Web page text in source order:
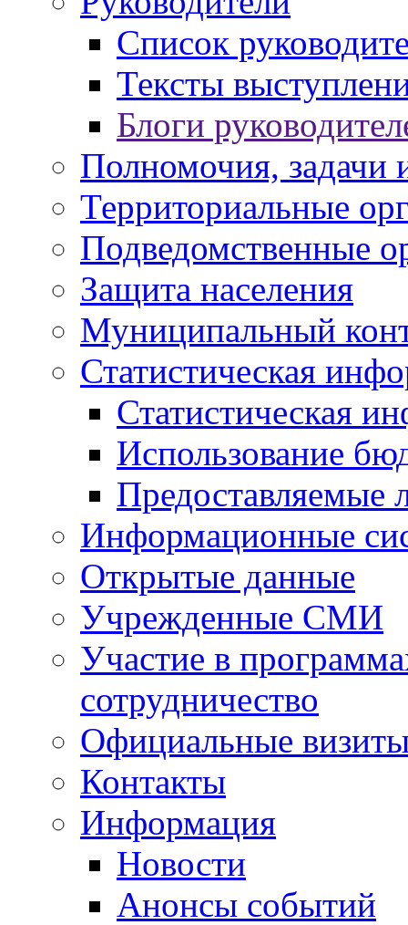
Список
Тексты
Блоги
Полномочия, задачи
Территориальные
Подведомственные
Защита населения
Муниципальный
Статистическая
Статистическая
Использование
Предоставляемые
Информационные
Открытые данные
Учрежденные СМИ
Участие в
сотрудничество
Официальные
Контакты
Информация
Новости
Анонсы событий